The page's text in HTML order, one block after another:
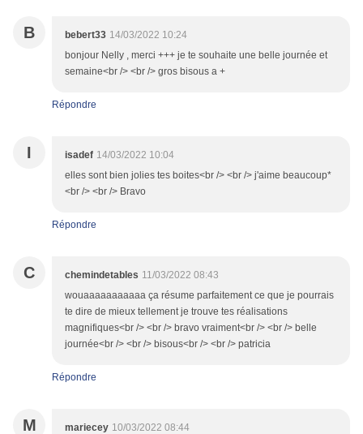
B bebert33 14/03/2022 10:24
bonjour Nelly , merci +++ je te souhaite une belle journée et
semaine<br /> <br /> gros bisous a +
Répondre
I isadef 14/03/2022 10:04
elles sont bien jolies tes boites<br /> <br /> j'aime beaucoup*
<br /> <br /> Bravo
Répondre
C chemindetables 11/03/2022 08:43
wouaaaaaaaaaaa ça résume parfaitement ce que je pourrais
te dire de mieux tellement je trouve tes réalisations
magnifiques<br /> <br /> bravo vraiment<br /> <br /> belle
journée<br /> <br /> bisous<br /> <br /> patricia
Répondre
M mariecey 10/03/2022 08:44